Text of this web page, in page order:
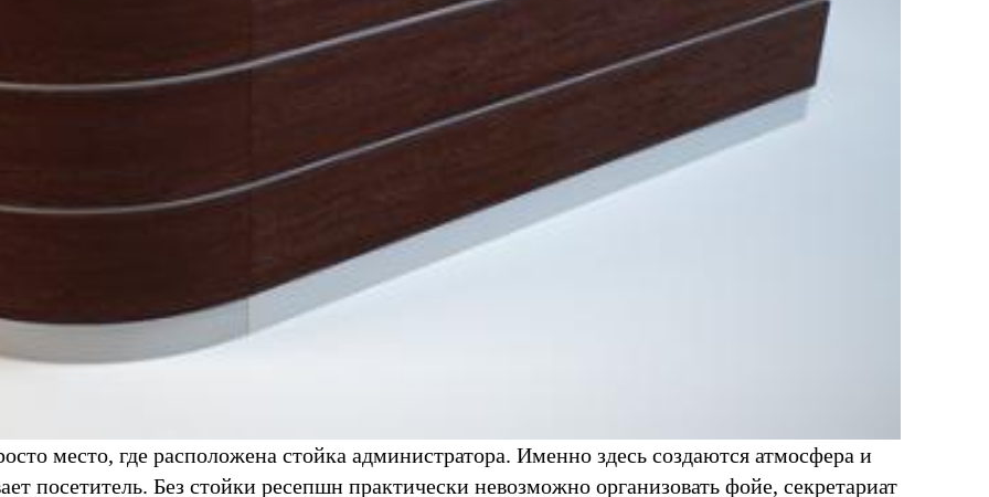
место, где расположена стойка администратора. Именно здесь создаются атмосфера и
посетитель. Без стойки ресепшн практически невозможно организовать фойе, секретариат